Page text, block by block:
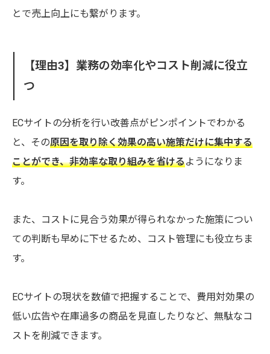
とで売上向上にも繋がります。
【理由3】業務の効率化やコスト削減に役立
つ
ECサイトの分析を行い改善点がピンポイントでわかる
と、その原因を取り除く効果の高い施策だけに集中する
ことができ、非効率な取り組みを省けるようになりま
す。
また、コストに見合う効果が得られなかった施策につい
ての判断も早めに下せるため、コスト管理にも役立ちま
す。
ECサイトの現状を数値で把握することで、費用対効果の
低い広告や在庫過多の商品を見直したりなど、無駄なコ
ストを削減できます。